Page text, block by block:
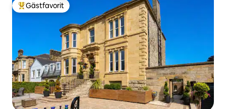
Populär gästfavorit
Gästfavorit